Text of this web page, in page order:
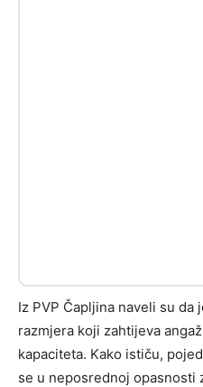
Iz PVP Čapljina naveli su
razmjera koji zahtijeva
kapaciteta. Kako ističu,
se u neposrednoj opasnosti